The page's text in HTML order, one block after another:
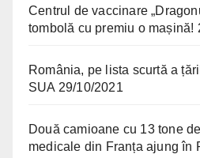
Centrul de vaccinare
tombolă cu premiu o mașină!
România, pe lista scurtă a
SUA 29/10/2021
Două camioane cu 13 tone
medicale din Franța ajung în